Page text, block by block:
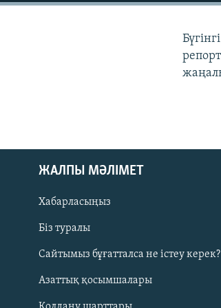
Русский
ЖАЗЫЛЫҢЫЗ
ЖАЛПЫ МӘЛІМЕТ
Хабарласыңыз
Біз туралы
Сайтымыз бұғатталса не істеу керек?
Азаттық қосымшалары